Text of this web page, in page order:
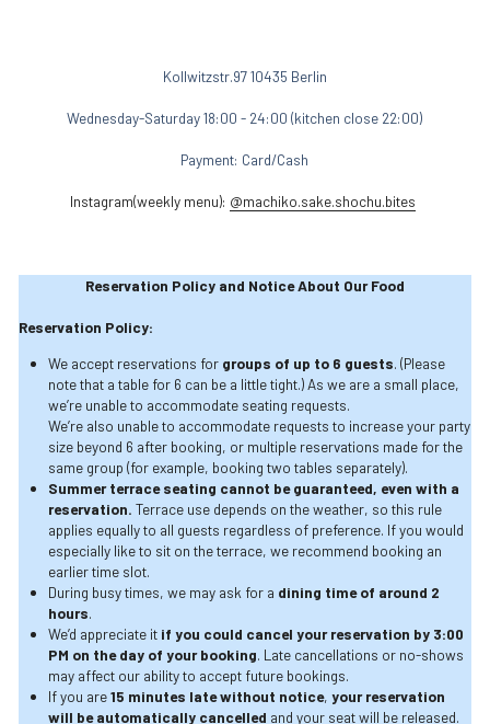
Kollwitzstr.97 10435 Berlin
Wednesday-Saturday 18:00 - 24:00 (kitchen close 22:00)
Payment: Card/Cash
Instagram(weekly menu): @machiko.sake.shochu.bites
Reservation Policy and Notice About Our Food
Reservation Policy:
We accept reservations for groups of up to 6 guests. (Please
note that a table for 6 can be a little tight.) As we are a small place,
we’re unable to accommodate seating requests.
We’re also unable to accommodate requests to increase your party
size beyond 6 after booking, or multiple reservations made for the
same group (for example, booking two tables separately).
Summer terrace seating cannot be guaranteed, even with a
reservation. Terrace use depends on the weather, so this rule
applies equally to all guests regardless of preference. If you would
especially like to sit on the terrace, we recommend booking an
earlier time slot.
During busy times, we may ask for a dining time of around 2
hours.
We’d appreciate it if you could cancel your reservation by 3:00
PM on the day of your booking. Late cancellations or no-shows
may affect our ability to accept future bookings.
If you are 15 minutes late without notice, your reservation
will be automatically cancelled and your seat will be released.